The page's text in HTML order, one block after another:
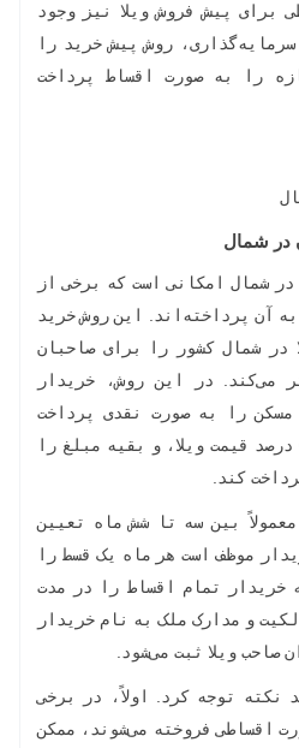
برای پیش فروش ویلا نیز وجود
روش پیش خرید را
را به صورت اقساط پرداخت
در شمال
در شمال امکانی است که برخی از
آن پرداخته‌اند. این روش خرید
در شمال کشور را برای صاحبان
می‌کند. در این روش، خریدار
را به صورت نقدی پرداخت
کند، معمولاً بین 40 تا 60 درصد قیمت ویلا، و بقیه مبلغ را
کند.
بین سه تا شش ماه تعیین
موظف است هر ماه یک قسط را
خریدار تمام اقساط را در مدت
و مدارک ملک به نام خریدار
صاحب ویلا ثبت می‌شود.
نکته توجه کرد. اولاً، در برخی
اقساطی فروخته می‌شوند، ممکن